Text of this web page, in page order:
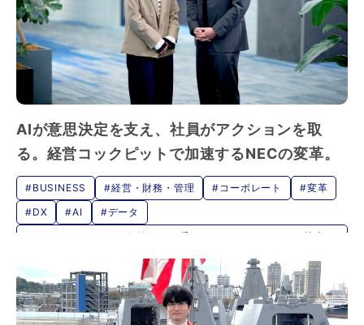
募集職種一覧
AIが意思決定を支え、社員がアクションを取
る。経営コックピットで加速するNECの変革。
#BUSINESS #経営・財務・管理 #コーポレート
#変革
#DX
#AI
#データ
#クライアントゼロの価値 - ゼロ番目のクライアントである社内